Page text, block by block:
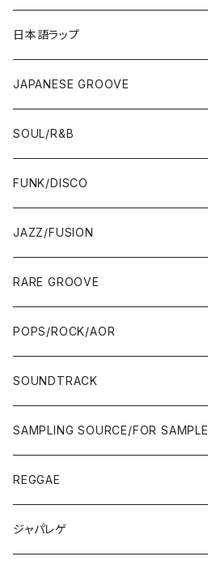
12"/7"
80'S OLD SCHOOL
EARLY 90'S MIDDLE〜NEW SCHOOL
JAPAN ONLY RELEASE/REMIX
LP
80'S OLD SCHOOL
EARLY 90'S MIDDLE〜NEW SCHOOL
JAPAN ONLY RELEASE/REMIX
日本語ラップ
12"/7"
80'S OLD SCHOOL〜EARLY 90'S
MID〜LATE 90'S
LP
80'S OLD SCHOOL〜EARLY 90'S
MID〜LATE 90'S
CD/TAPE
CD-R/DEMO/SAMPLE
CD ALBUM
JAPANESE GROOVE
LP
60'S/70'S
80'S
7"/12"
60'S/70'S
80'S
SOUL/R&B
LP
60'S/70'S
80'S
12"/7"
60'S/70'S
80'S
FUNK/DISCO
LP
70'S
80'S
12"/7"
70'S
80'S
JAZZ/FUSION
JAZZ
FUSION
RARE GROOVE
POPS/ROCK/AOR
POPS/S.S.W.
ROCK/AOR
SOUNDTRACK
LP
JAPANESE
OTHERS
7"/12"
JAPANESE
SAMPLING SOURCE/FOR SAMPLE
REGGAE
ジャパレゲ